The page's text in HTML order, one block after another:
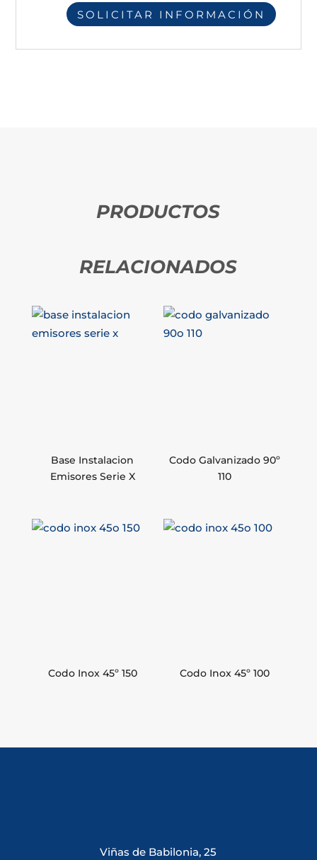
PRODUCTOS
RELACIONADOS
Base Instalacion
Emisores Serie X
Codo Galvanizado 90º
110
Codo Inox 45º 150 Codo Inox 45º 100
Viñas de Babilonia, 25